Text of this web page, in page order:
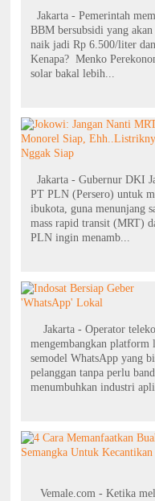
Jakarta - Pemerintah
BBM bersubsidi yang
naik jadi Rp 6.500/liter
Kenapa? Menko
solar bakal lebih...
Jakarta - Gubernur DKI
PT PLN (Persero) untuk
ibukota, guna menunjang
mass rapid transit (MRT)
PLN ingin menamb...
Jakarta - Operator
mengembangkan platform
semodel WhatsApp yang
pelanggan tanpa perlu
menumbuhkan industri
Vemale.com - Ketika